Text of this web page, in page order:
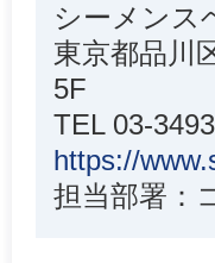
シーメンス
東京都品川
5F
TEL 03-
https://
担当部署：